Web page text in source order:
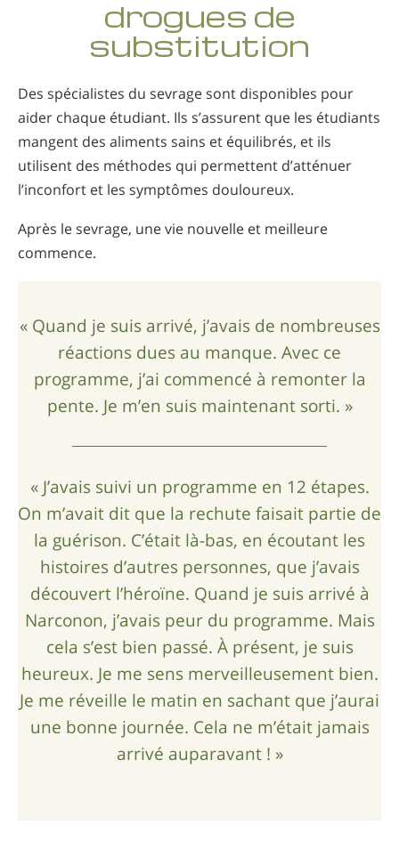
Norvégien
Portugais
Suédois
Chinois
Arabe
Ukrainien
Toutes régions/langues
drogues de
substitution
Des spécialistes du sevrage sont disponibles pour
aider chaque étudiant. Ils s’assurent que les étudiants
mangent des aliments sains et équilibrés, et ils
utilisent des méthodes qui permettent d’atténuer
l’inconfort et les symptômes douloureux.
Après le sevrage, une vie nouvelle et meilleure
commence.
« Quand je suis arrivé, j’avais de nombreuses
réactions dues au manque. Avec ce
programme, j’ai commencé à remonter la
pente. Je m’en suis maintenant sorti. »
« J’avais suivi un programme en 12 étapes.
On m’avait dit que la rechute faisait partie de
la guérison. C’était là-bas, en écoutant les
histoires d’autres personnes, que j’avais
découvert l’héroïne. Quand je suis arrivé à
Narconon, j’avais peur du programme. Mais
cela s’est bien passé. À présent, je suis
heureux. Je me sens merveilleusement bien.
Je me réveille le matin en sachant que j’aurai
une bonne journée. Cela ne m’était jamais
arrivé auparavant ! »